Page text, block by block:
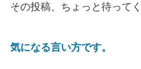
その投稿、ちょっと待って
気になる言い方です。